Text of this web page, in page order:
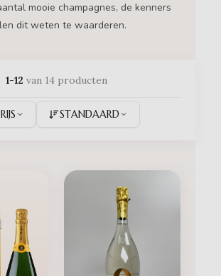
mooie champagnes, de kenners
dit weten te waarderen.
1-12 van 14 producten
STANDAARD